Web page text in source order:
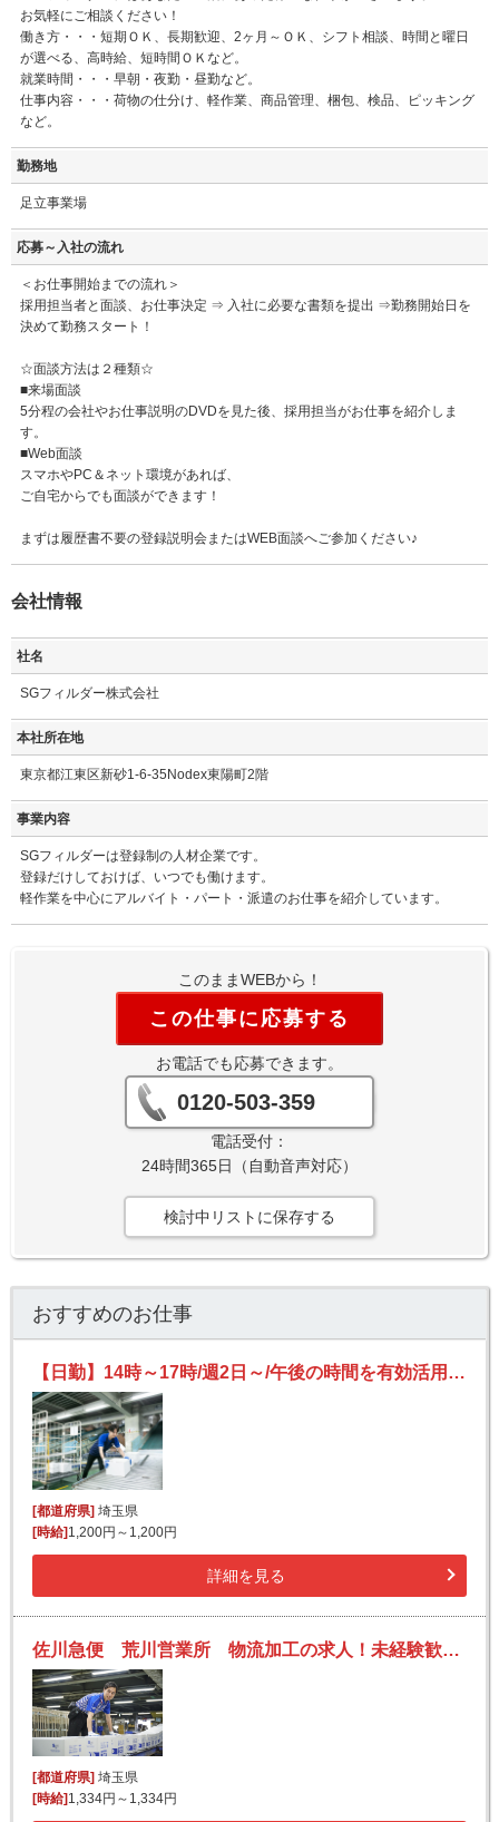
お気軽にご相談ください！
働き方・・・短期ＯＫ、長期歓迎、2ヶ月～ＯＫ、シフト相談、時間と曜日
が選べる、高時給、短時間ＯＫなど。
就業時間・・・早朝・夜勤・昼勤など。
仕事内容・・・荷物の仕分け、軽作業、商品管理、梱包、検品、ピッキング
など。
勤務地
足立事業場
応募～入社の流れ
＜お仕事開始までの流れ＞
採用担当者と面談、お仕事決定 ⇒ 入社に必要な書類を提出 ⇒勤務開始日を
決めて勤務スタート！
☆面談方法は２種類☆
■来場面談
5分程の会社やお仕事説明のDVDを見た後、採用担当がお仕事を紹介しま
す。
■Web面談
スマホやPC＆ネット環境があれば、
ご自宅からでも面談ができます！
まずは履歴書不要の登録説明会またはWEB面談へご参加ください♪
会社情報
社名
SGフィルダー株式会社
本社所在地
東京都江東区新砂1-6-35Nodex東陽町2階
事業内容
SGフィルダーは登録制の人材企業です。
登録だけしておけば、いつでも働けます。
軽作業を中心にアルバイト・パート・派遣のお仕事を紹介しています。
このままWEBから！
この仕事に応募する
お電話でも応募できます。
0120-503-359
電話受付：
24時間365日（自動音声対応）
検討中リストに保存する
おすすめのお仕事
【日勤】14時～17時/週2日～/午後の時間を有効活用/日払いOK(規定あり)/副業可/仕分け
[都道府県] 埼玉県
[時給] 1,200円～1,200円
詳細を見る
佐川急便 荒川営業所 物流加工の求人！未経験歓迎！先輩たちがサポートします♪
[都道府県] 埼玉県
[時給] 1,334円～1,334円